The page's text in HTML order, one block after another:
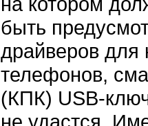
быть
драйверов
телефонов,
(КПК) USB-